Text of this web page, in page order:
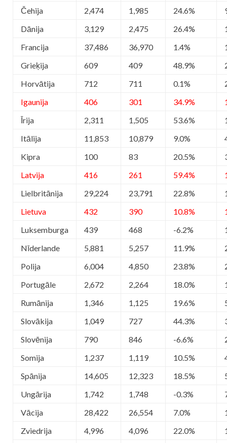
Čehija 2,474 1,985 24.6%
Dānija
3,129 2,475 26.4%
Francija
37,486 36,970 1.4%
Grieķija
609 409 48.9%
Horvātija
712 711 0.1%
Igaunija
406 301 34.9%
Īrija
2,311 1,505 53.6%
Itālija
11,853 10,879 9.0%
Kipra
100 83 20.5%
Latvija
416 261 59.4%
Lielbritānija
29,224 23,791 22.8%
Lietuva
432 390 10.8%
Luksemburga
439 468 -6.2%
Nīderlande
5,881 5,257 11.9%
Polija
6,004 4,850 23.8%
Portugāle
2,672 2,264 18.0%
Rumānija
1,346 1,125 19.6%
Slovākija
1,049 727 44.3%
Slovēnija
790 846 -6.6%
Somija
1,237 1,119 10.5%
Spānija
14,605 12,323 18.5%
Ungārija
1,742 1,748 -0.3%
Vācija
28,422 26,554 7.0%
Zviedrija
4,996 4,096 22.0%